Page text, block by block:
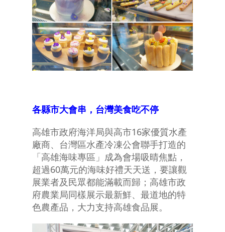
各縣市大會串，台灣美食吃不停
高雄市政府海洋局與高市16家優質水產
廠商、台灣區水產冷凍公會聯手打造的
「高雄海味專區」成為會場吸晴焦點，
超過60萬元的海味好禮天天送，要讓觀
展業者及民眾都能滿載而歸；高雄市政
府農業局同樣展示最新鮮、最道地的特
色農產品，大力支持高雄食品展。